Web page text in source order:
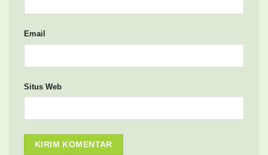
Email
Situs Web